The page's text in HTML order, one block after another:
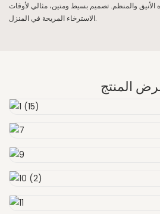
والمنظم. تصميم بسيط ومتين، مثالي لأوقات
الاسترخاء المريحة في المنزل.
المنتج